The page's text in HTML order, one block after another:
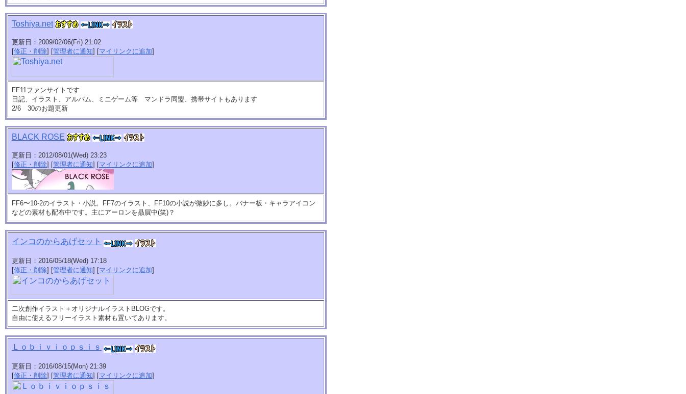
Toshiya.net
更新日：2009/02/06(Fri) 21:02
[修正・削除] [管理者に通知] [マイリンクに追加]
FF11ファンサイトです
日記、イラスト、アルバム、ミニゲーム等 マンドラ同盟、携帯サイトもあります
2/6 30のお題更新
BLACK ROSE
更新日：2012/08/01(Wed) 23:23
[修正・削除] [管理者に通知] [マイリンクに追加]
FF6〜10-2のイラスト・小説。FF7のイラスト、FF10の小説が微妙に多し。バナー板・キャラアイコン
などの素材も配布中です。主にアーロンを贔屓中(笑)？
インコのからあげセット
更新日：2016/05/18(Wed) 17:18
[修正・削除] [管理者に通知] [マイリンクに追加]
二次創作イラスト＋オリジナルイラストBLOGです。
自由に使えるフリーイラスト素材も置いてあります。
Ｌｏｂｉｖｉｏｐｓｉｓ
更新日：2016/08/15(Mon) 21:39
[修正・削除] [管理者に通知] [マイリンクに追加]